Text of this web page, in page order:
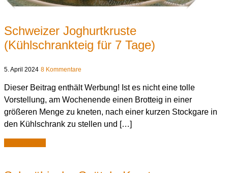
Schweizer Joghurtkruste
(Kühlschrankteig für 7 Tage)
5. April 2024 8 Kommentare
Dieser Beitrag enthält Werbung! Ist es nicht eine tolle
Vorstellung, am Wochenende einen Brotteig in einer
größeren Menge zu kneten, nach einer kurzen Stockgare in
den Kühlschrank zu stellen und […]